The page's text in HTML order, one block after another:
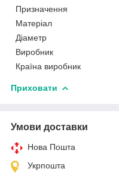
Призначення
Матеріал
Діаметр
Виробник
Країна виробник
Приховати
Умови доставки
Нова Пошта
Укрпошта